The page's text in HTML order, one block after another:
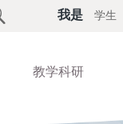
我是 学生
教学科研